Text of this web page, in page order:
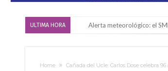
ULTIMA HORA Alerta meteorológico: el
Home Cañada del Ucle: Carlos Dose celebra